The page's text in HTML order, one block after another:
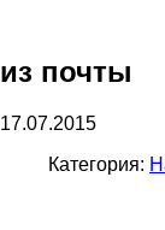
из почты
17.07.2015
Категория: